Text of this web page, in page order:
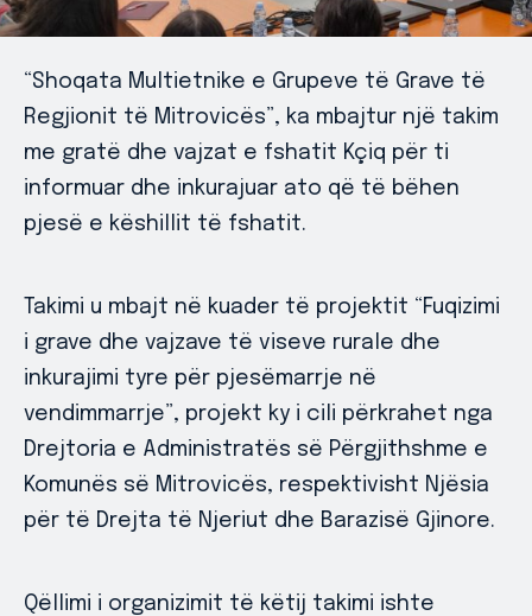
“Shoqata Multietnike e Grupeve të Grave të
Regjionit të Mitrovicës”, ka mbajtur një takim
me gratë dhe vajzat e fshatit Kçiq për ti
informuar dhe inkurajuar ato që të bëhen
pjesë e këshillit të fshatit.
Takimi u mbajt në kuader të projektit “Fuqizimi
i grave dhe vajzave të viseve rurale dhe
inkurajimi tyre për pjesëmarrje në
vendimmarrje”, projekt ky i cili përkrahet nga
Drejtoria e Administratës së Përgjithshme e
Komunës së Mitrovicës, respektivisht Njësia
për të Drejta të Njeriut dhe Barazisë Gjinore.
Qëllimi i organizimit të këtij takimi ishte